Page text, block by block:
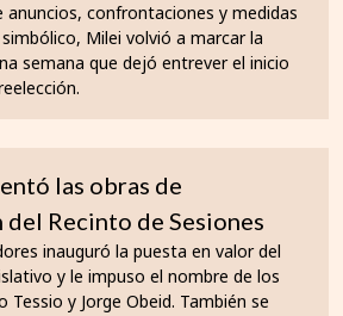
anuncios, confrontaciones y medidas
Milei volvió a marcar la
semana que dejó entrever el inicio
las obras de
Recinto de Sesiones
inauguró la puesta en valor del
y le impuso el nombre de los
Tessio y Jorge Obeid. También se